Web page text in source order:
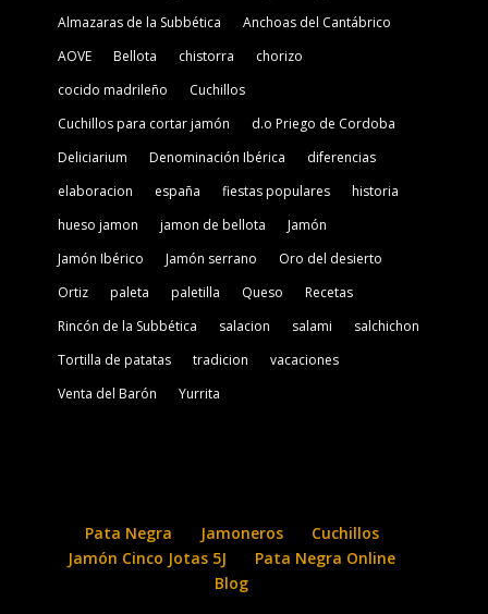
Almazaras de la Subbética
Anchoas del Cantábrico
AOVE
Bellota chistorra
chorizo
cocido madrileño
Cuchillos
Cuchillos para cortar jamón
d.o Priego de Cordoba
Deliciarium
Denominación Ibérica
diferencias
elaboracion
españa fiestas populares
historia
hueso jamon
jamon de bellota
Jamón
Jamón Ibérico
Jamón serrano
Oro del desierto
Ortiz
paleta paletilla Queso
Recetas
Rincón de la Subbética
salacion salami
salchichon
Tortilla de patatas
tradicion
vacaciones
Venta del Barón
Yurrita
Pata Negra Jamoneros
Cuchillos
Jamón Cinco Jotas 5J
Pata Negra Online
Blog